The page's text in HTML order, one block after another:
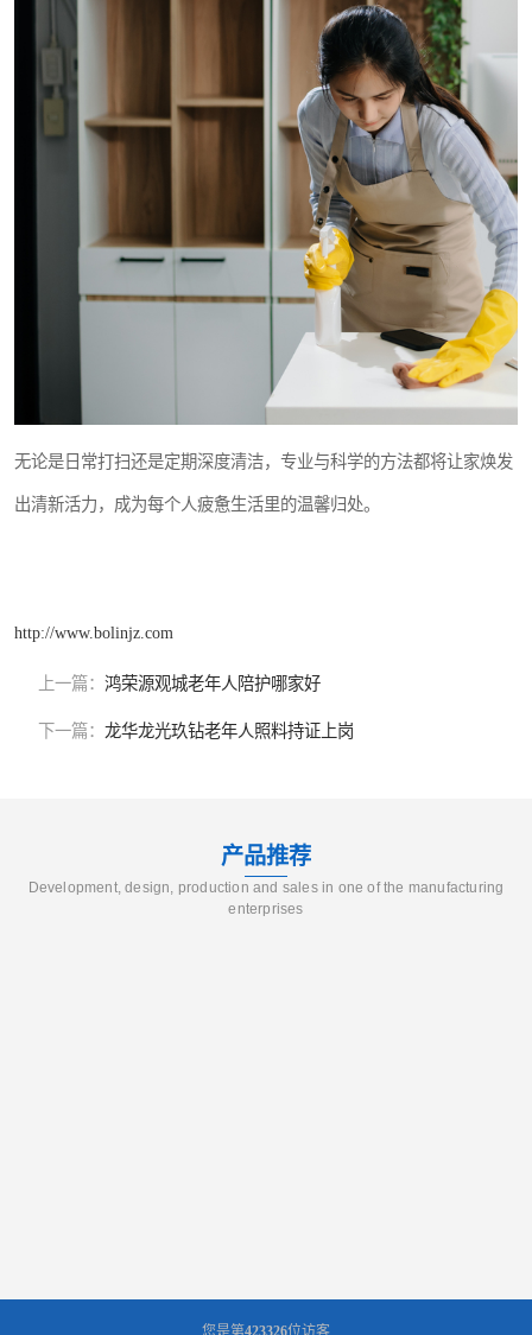
无论是日常打扫还是定期深度清洁，专业与科学的方法都将让家焕发
出清新活力，成为每个人疲惫生活里的温馨归处。
http://www.bolinjz.com
上一篇： 鸿荣源观城老年人陪护哪家好
下一篇： 龙华龙光玖钻老年人照料持证上岗
产品推荐
Development, design, production and sales in one of the manufacturing
enterprises